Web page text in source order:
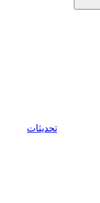
تحديثات